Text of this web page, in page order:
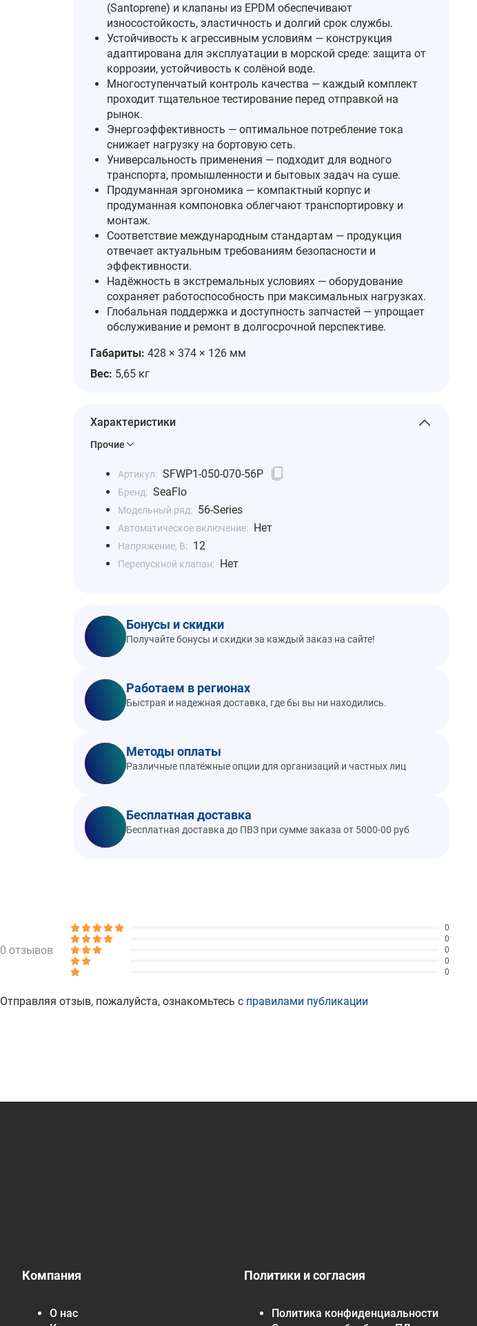
(Santoprene) и клапаны из EPDM обеспечивают
износостойкость, эластичность и долгий срок службы.
Устойчивость к агрессивным условиям — конструкция
адаптирована для эксплуатации в морской среде: защита от
коррозии, устойчивость к солёной воде.
Многоступенчатый контроль качества — каждый комплект
проходит тщательное тестирование перед отправкой на
рынок.
Энергоэффективность — оптимальное потребление тока
снижает нагрузку на бортовую сеть.
Универсальность применения — подходит для водного
транспорта, промышленности и бытовых задач на суше.
Продуманная эргономика — компактный корпус и
продуманная компоновка облегчают транспортировку и
монтаж.
Соответствие международным стандартам — продукция
отвечает актуальным требованиям безопасности и
эффективности.
Надёжность в экстремальных условиях — оборудование
сохраняет работоспособность при максимальных нагрузках.
Глобальная поддержка и доступность запчастей — упрощает
обслуживание и ремонт в долгосрочной перспективе.
Габариты: 428 × 374 × 126 мм
Вес: 5,65 кг
Характеристики
Прочие
Артикул: SFWP1-050-070-56P
Бренд: SeaFlo
Модельный ряд: 56-Series
Автоматическое включение: Нет
Напряжение, В: 12
Перепускной клапан: Нет
Бонусы и скидки
Получайте бонусы и скидки за каждый заказ на сайте!
Работаем в регионах
Быстрая и надежная доставка, где бы вы ни находились.
Методы оплаты
Различные платёжные опции для организаций и частных лиц
Бесплатная доставка
Бесплатная доставка до ПВЗ при сумме заказа от 5000-00 руб
0 отзывов
0
0
0
0
0
Отправляя отзыв, пожалуйста, ознакомьтесь с правилами публикации
Компания
О нас
Политики и согласия
Политика конфиденциальности